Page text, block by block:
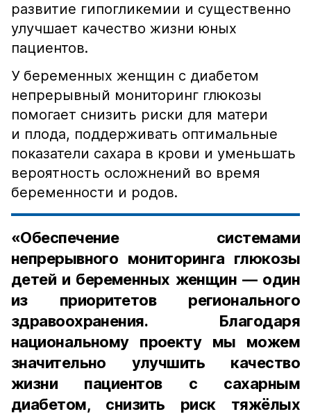
развитие гипогликемии и существенно
улучшает качество жизни юных
пациентов.
У беременных женщин с диабетом
непрерывный мониторинг глюкозы
помогает снизить риски для матери
и плода, поддерживать оптимальные
показатели сахара в крови и уменьшать
вероятность осложнений во время
беременности и родов.
«Обеспечение системами
непрерывного мониторинга глюкозы
детей и беременных женщин — один
из приоритетов регионального
здравоохранения. Благодаря
национальному проекту мы можем
значительно улучшить качество
жизни пациентов с сахарным
диабетом, снизить риск тяжёлых